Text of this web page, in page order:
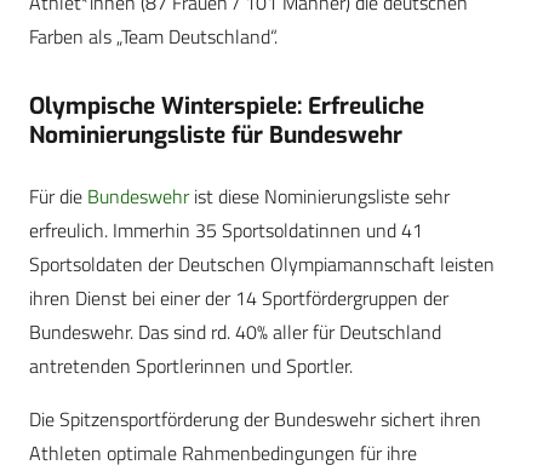
Farben als „Team Deutschland“.
Olympische Winterspiele: Erfreuliche
Nominierungsliste für Bundeswehr
Für die Bundeswehrist diese Nominierungsliste sehr
erfreulich. Immerhin 35 Sportsoldatinnen und 41
Sportsoldaten der Deutschen Olympiamannschaft leisten
ihren Dienst bei einer der 14 Sportfördergruppen der
Bundeswehr. Das sind rd. 40% aller für Deutschland
antretenden Sportlerinnen und Sportler.
Die Spitzensportförderung der Bundeswehr sichert ihren
Athleten optimale Rahmenbedingungen für ihre